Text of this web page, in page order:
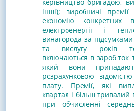
керівництво бригадою,
інші); виробничі
економію конкретних
електроенергії і
винагорода за
та вислугу років
включаються в заробіток
який вони
розрахунковою
плату. Премії, які
квартал і більш тривалий
при обчисленні